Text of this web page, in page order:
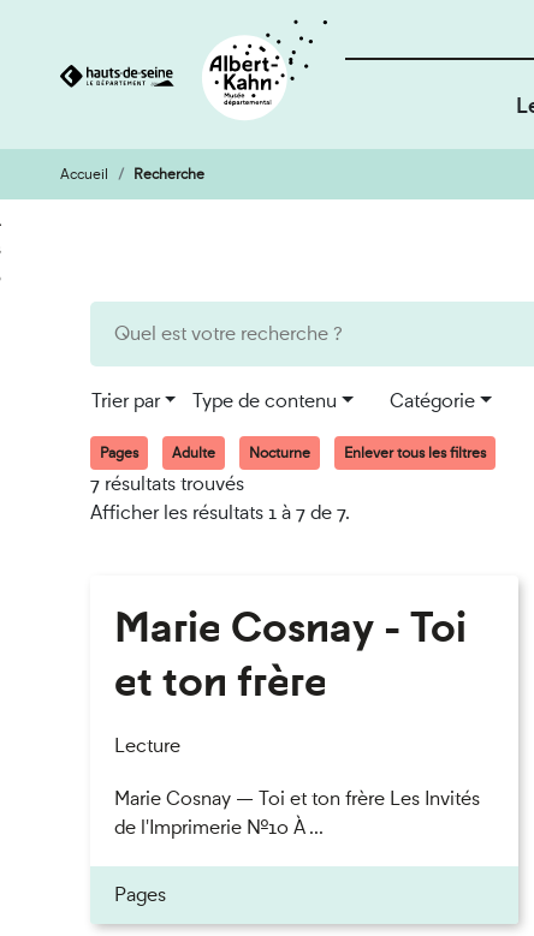
Aller
au
contenu
Aller
à
la
Accueil Recherche
Trier par Type de contenu Catégorie
Pages Adulte Nocturne Enlever tous les filtres
7 résultats trouvés
Afficher les résultats 1 à 7 de 7.
Marie Cosnay - Toi
et ton frère
Lecture
Marie Cosnay — Toi et ton frère Les Invités
de l'Imprimerie n°10 À ...
Pages